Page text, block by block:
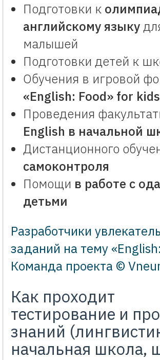
Подготовки к
английскому языку
малышей
Подготовки детей к
Обучения в игровой
«English: Food» for kids
Проведения
English в начальной
Дистанционного
самоконтроля
Помощи в работе с
детьми
Разработчики
заданий на тему
Команда проекта ©
Как проходит
тестирование и
знаний
начальная школа,